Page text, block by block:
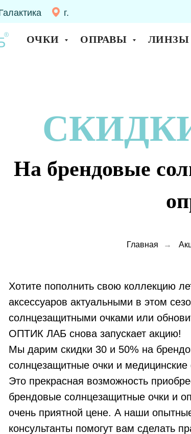
г.
ОЧКИ ОПРАВЫ ЛИНЗЫ
СКИДКИ
На брендовые
Главная →
Хотите пополнить свою коллекцию
аксессуаров актуальными в этом
солнцезащитными очками или
ОПТИК ЛАБ снова запускает акцию!
Мы дарим скидки 30 и 50% на
солнцезащитные очки и медицинские
Это прекрасная возможность
брендовые солнцезащитные очки и
очень приятной цене. А наши
консультанты помогут вам сделать